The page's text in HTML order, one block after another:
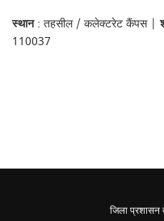
स्थान: तहसील / कलेक्टरेट कैंपस |
110037
जिला प्रशासन